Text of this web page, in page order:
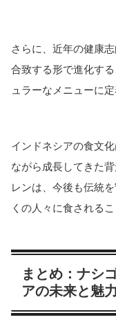
さらに、近年の健康
合致する形で進化す
ュラーなメニューに
インドネシアの食文
ながら成長してきた
レンは、今後も伝統
くの人々に食されるこ
まとめ：ナシ
アの未来と魅力